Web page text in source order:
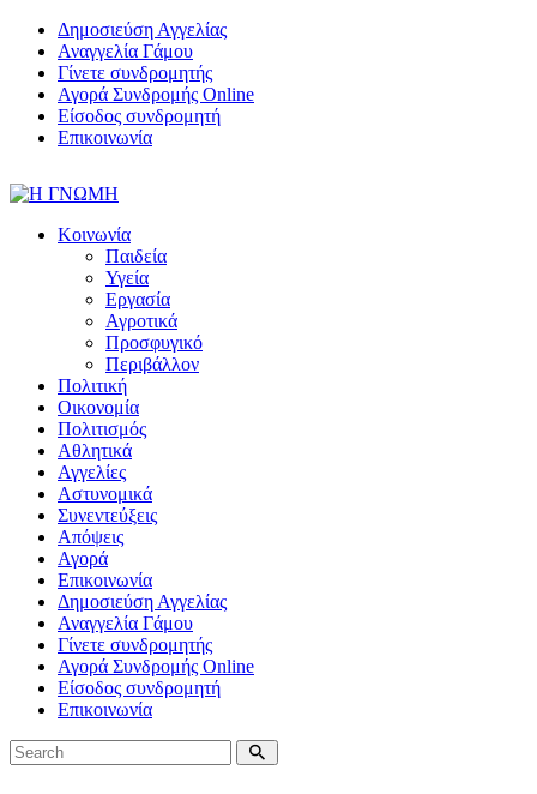
Δημοσιεύση Αγγελίας
Αναγγελία Γάμου
Γίνετε συνδρομητής
Αγορά Συνδρομής Online
Είσοδος συνδρομητή
Επικοινωνία
Κοινωνία
Παιδεία
Υγεία
Εργασία
Αγροτικά
Προσφυγικό
Περιβάλλον
Πολιτική
Οικονομία
Πολιτισμός
Αθλητικά
Αγγελίες
Αστυνομικά
Συνεντεύξεις
Απόψεις
Αγορά
Επικοινωνία
Δημοσιεύση Αγγελίας
Αναγγελία Γάμου
Γίνετε συνδρομητής
Αγορά Συνδρομής Online
Είσοδος συνδρομητή
Επικοινωνία